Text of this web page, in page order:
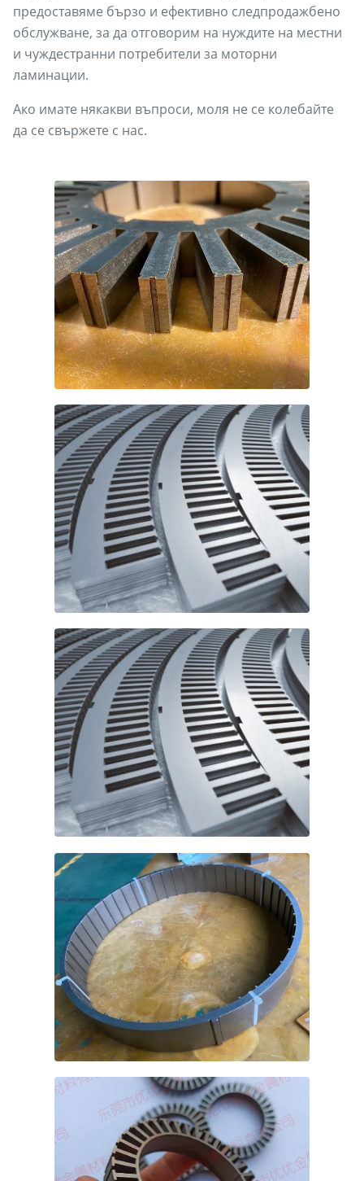
предоставяме бързо и ефективно следпродажбено
обслужване, за да отговорим на нуждите на местни
и чуждестранни потребители за моторни
ламинации.
Ако имате някакви въпроси, моля не се колебайте
да се свържете с нас.